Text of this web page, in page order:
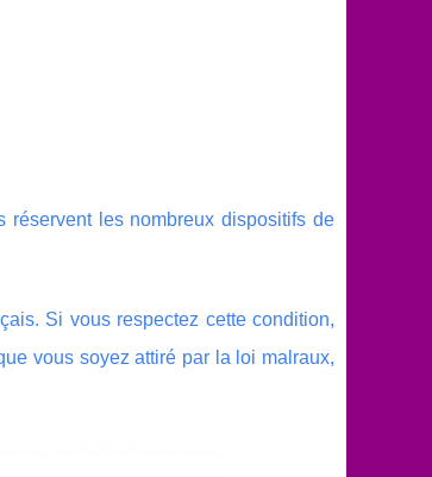
réservent les nombreux dispositifs de
Si vous respectez cette condition,
vous soyez attiré par la loi malraux,